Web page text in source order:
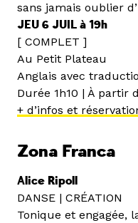
sans jamais oublier
JEU 6 JUIL à 19h
[ COMPLET ]
Au Petit Plateau
Anglais avec
Durée 1h10 | À partir
+ d’infos et
Zona Franca
Alice Ripoll
DANSE | CRÉATION
Tonique et engagée,